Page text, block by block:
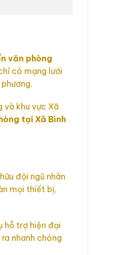
văn phòng
có mạng lưới
và khu vực Xã
tại Xã Bình
đội ngũ nhân
mọi thiết bị,
hỗ trợ hiện đại
nhanh chóng